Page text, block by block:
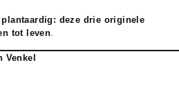
deze drie originele
tot leven.